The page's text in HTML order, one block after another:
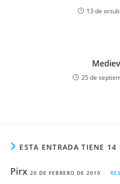
13 de
25 de
ESTA ENTRADA TIENE 14
Pirx 20 DE FEBRERO DE 2010